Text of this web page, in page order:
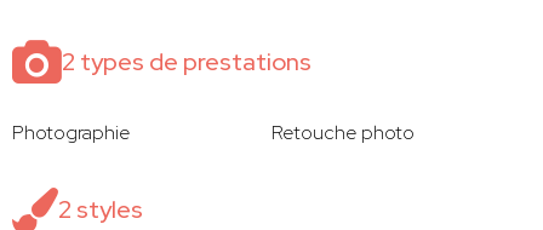
2 types de prestations
Photographie Retouche photo
2 styles